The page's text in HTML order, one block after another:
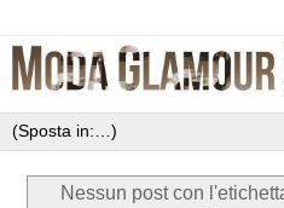
Nessun post con